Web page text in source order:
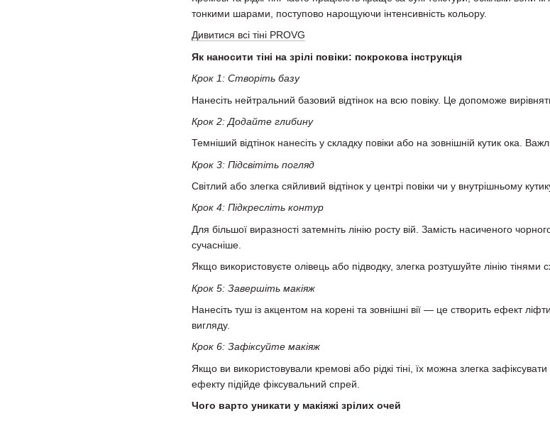
тонкими шарами, поступово нарощуючи інтенсивність кольору.
Дивитися всі тіні PROVG
Як наносити тіні на зрілі повіки: покрокова інструкція
Крок 1: Створіть базу
Нанесіть нейтральний базовий відтінок на всю повіку. Це допоможе
Крок 2: Додайте глибину
Темніший відтінок нанесіть у складку повіки або на зовнішній кутик ока.
Крок 3: Підсвітіть погляд
Світлий або злегка сяйливий відтінок у центрі повіки чи у внутрішньому
Крок 4: Підкресліть контур
Для більшої виразності затемніть лінію росту вій. Замість насиченого
сучасніше.
Якщо використовуєте олівець або підводку, злегка розтушуйте лінію
Крок 5: Завершіть макіяж
Нанесіть туш із акцентом на корені та зовнішні вії — це створить ефект
вигляду.
Крок 6: Зафіксуйте макіяж
Якщо ви використовували кремові або рідкі тіні, їх можна злегка
ефекту підійде фіксувальний спрей.
Чого варто уникати у макіяжі зрілих очей